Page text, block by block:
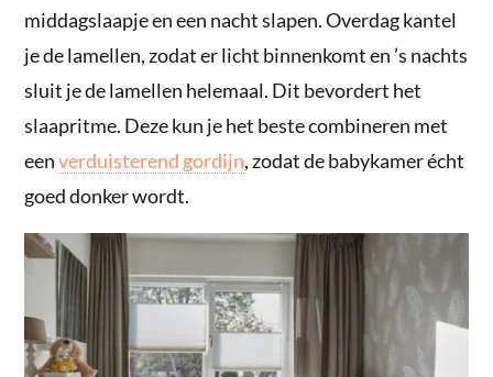
middagslaapje en een nacht slapen. Overdag kantel
je de lamellen, zodat er licht binnenkomt en ’s nachts
sluit je de lamellen helemaal. Dit bevordert het
slaapritme. Deze kun je het beste combineren met
eenverduisterend gordijn, zodat de babykamer écht
goed donker wordt.